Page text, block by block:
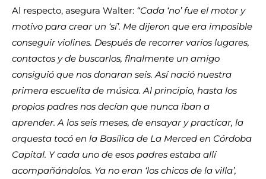
Al respecto, asegura Walter: “Cada ‘no’ fue el motor y
motivo para crear un ‘sí’. Me dijeron que era imposible
conseguir violines. Después de recorrer varios lugares,
contactos y de buscarlos, flnalmente un amigo
consiguió que nos donaran seis. Así nació nuestra
primera escuelita de música. Al principio, hasta los
propios padres nos decían que nunca iban a
aprender. A los seis meses, de ensayar y practicar, la
orquesta tocó en la Basílica de La Merced en Córdoba
Capital. Y cada uno de esos padres estaba allí
acompañándolos. Ya no eran ‘los chicos de la villa’,